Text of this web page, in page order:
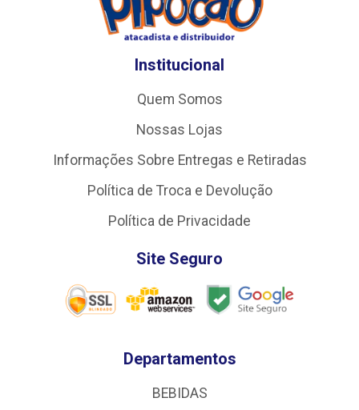
Institucional
Quem Somos
Nossas Lojas
Informações Sobre Entregas e Retiradas
Política de Troca e Devolução
Política de Privacidade
Site Seguro
Departamentos
BEBIDAS